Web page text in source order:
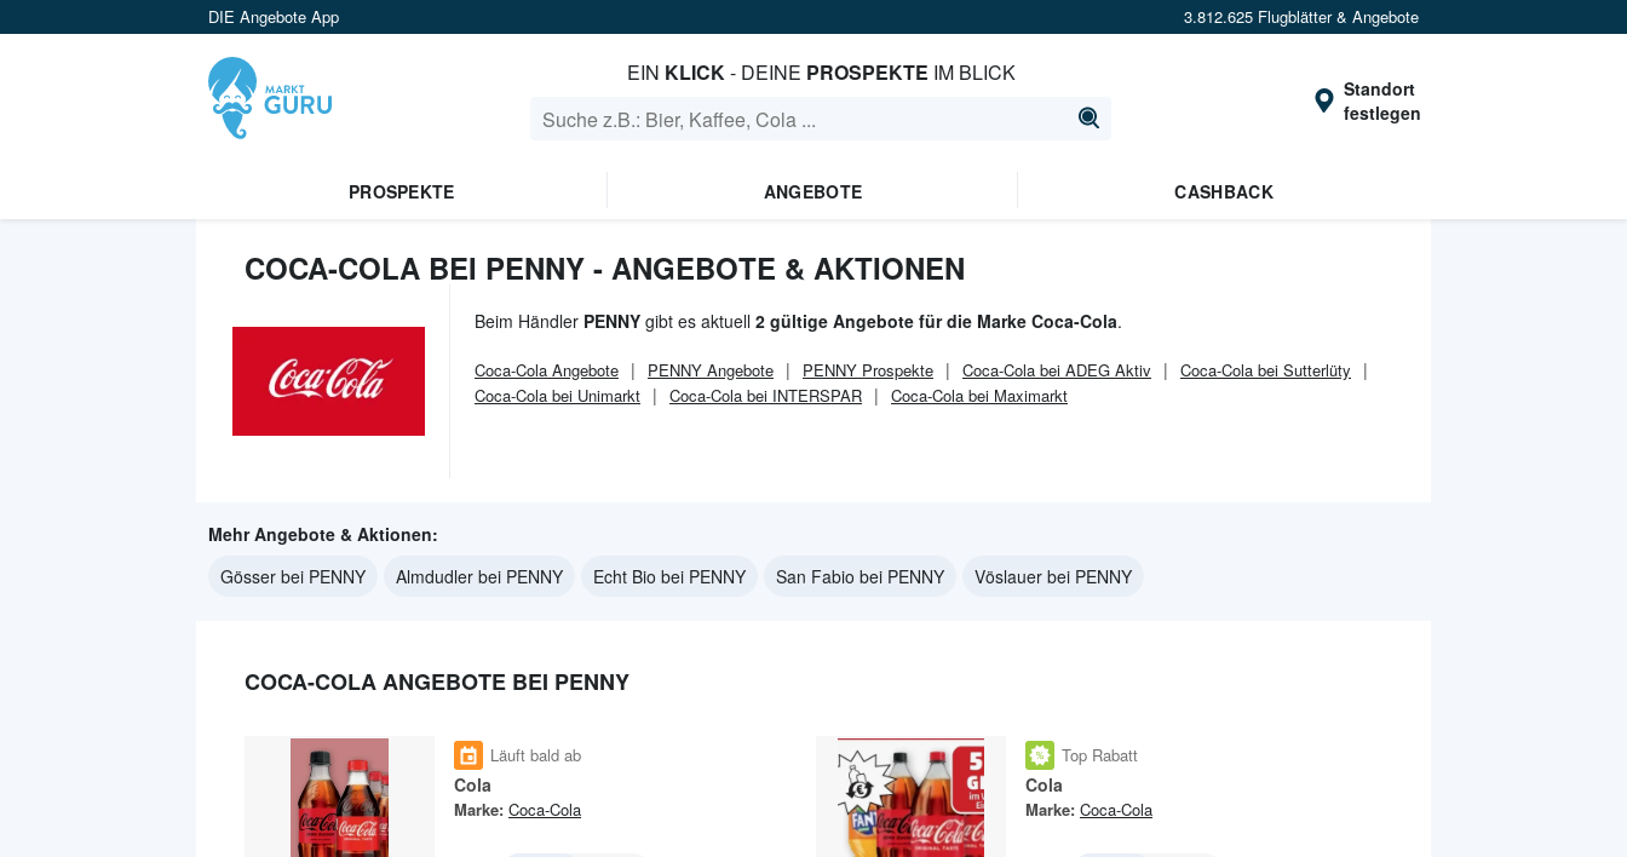
DIE Angebote App 3.812.625 Flugblätter & Angebote
EIN KLICK- DEINE PROSPEKTE IM BLICK
Standort
festlegen
PROSPEKTE ANGEBOTE CASHBACK
COCA-COLA BEI PENNY - ANGEBOTE & AKTIONEN
Beim Händler PENNY gibt es aktuell 2 gültige Angebote für die Marke Coca-Cola.
Coca-Cola Angebote PENNY Angebote PENNY Prospekte Coca-Cola bei ADEG Aktiv
Coca-Cola bei Sutterlüty
Coca-Cola bei Unimarkt
Coca-Cola bei INTERSPAR Coca-Cola bei Maximarkt
Mehr Angebote & Aktionen:
Gösser bei PENNY
Almdudler bei PENNY Echt Bio bei PENNY San Fabio bei PENNY Vöslauer bei PENNY
COCA-COLA ANGEBOTE BEI PENNY
Läuft bald ab
Cola
Marke: Coca-Cola
Top Rabatt
Cola
Marke: Coca-Cola